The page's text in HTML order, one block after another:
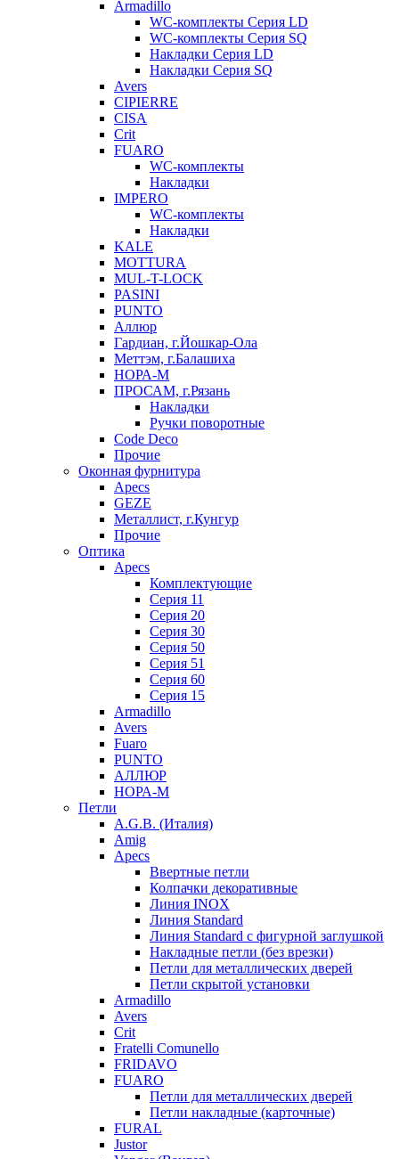
Armadillo
WC-комплекты Серия LD
WC-комплекты Серия SQ
Накладки Серия LD
Накладки Серия SQ
Avers
CIPIERRE
CISA
Crit
FUARO
WC-комплекты
Накладки
IMPERO
WC-комплекты
Накладки
KALE
MOTTURA
MUL-T-LOCK
PASINI
PUNTO
Аллюр
Гардиан, г.Йошкар-Ола
Меттэм, г.Балашиха
НОРА-М
ПРОСАМ, г.Рязань
Накладки
Ручки поворотные
Code Deco
Прочие
Оконная фурнитура
Apecs
GEZE
Металлист, г.Кунгур
Прочие
Оптика
Apecs
Комплектующие
Серия 11
Серия 20
Серия 30
Серия 50
Серия 51
Серия 60
Серия 15
Armadillo
Avers
Fuaro
PUNTO
АЛЛЮР
НОРА-М
Петли
A.G.B. (Италия)
Amig
Apecs
Ввертные петли
Колпачки декоративные
Линия INOX
Линия Standard
Линия Standard с фигурной заглушкой
Накладные петли (без врезки)
Петли для металлических дверей
Петли скрытой установки
Armadillo
Avers
Crit
Fratelli Comunello
FRIDAVO
FUARO
Петли для металлических дверей
Петли накладные (карточные)
FURAL
Justor